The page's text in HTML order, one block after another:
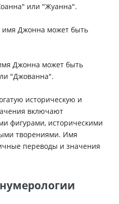
или "Жуанна".
имя Джонна может быть
Джонна может быть
"Джованна".
историческую и
включают
фигурами, историческими
творениями. Имя
переводы и значения